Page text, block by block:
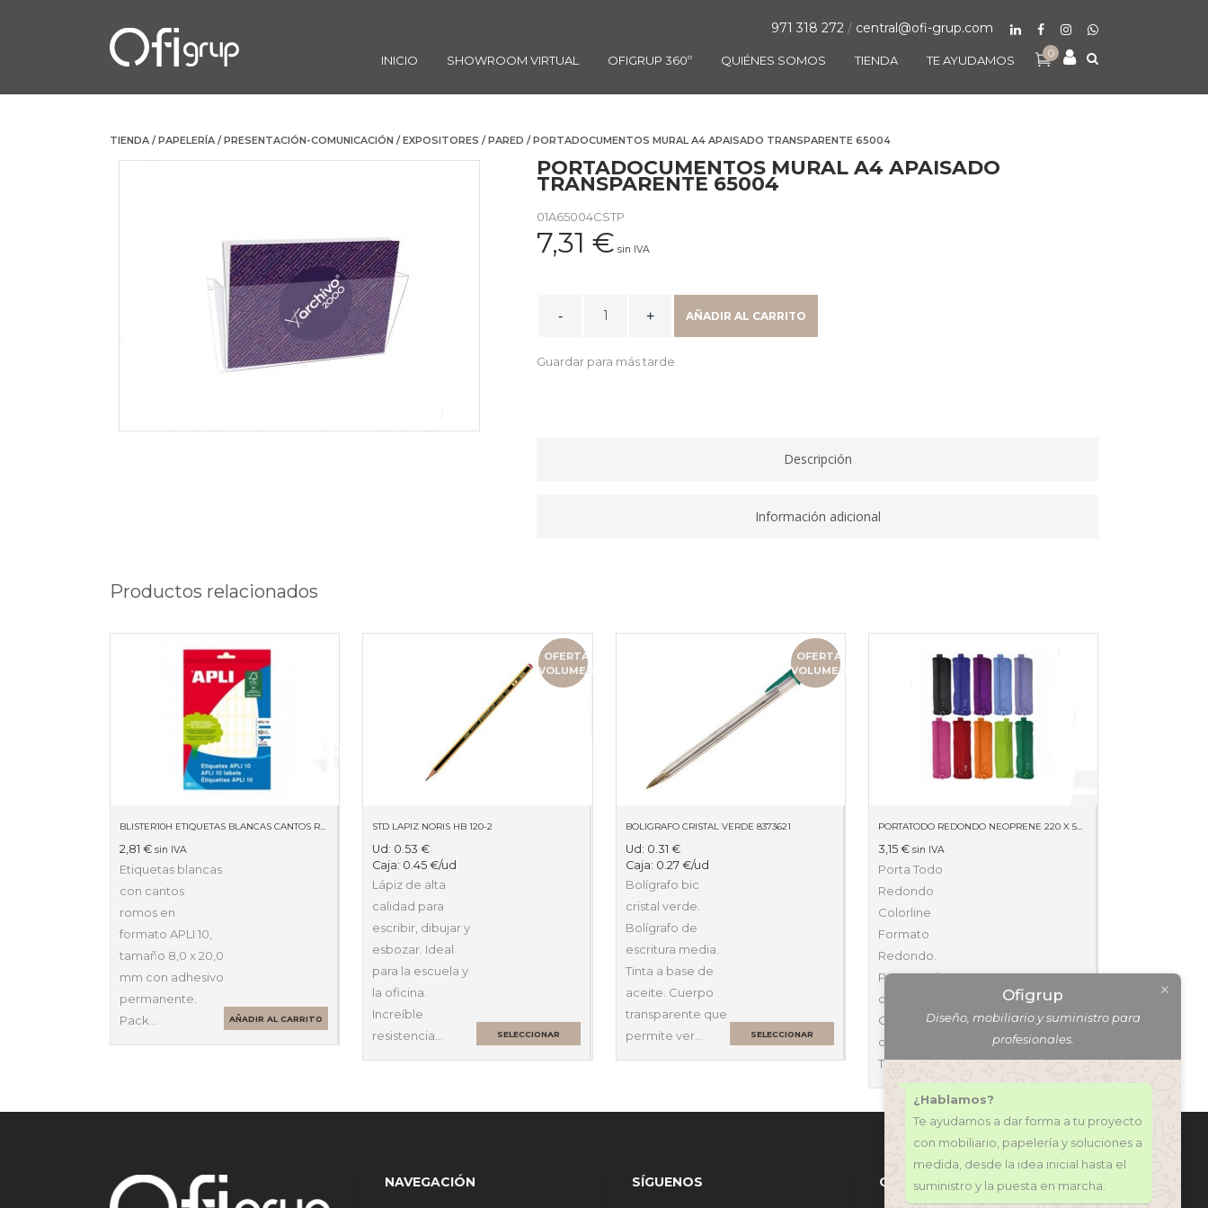
0
INICIO SHOWROOM VIRTUAL OFIGRUP 360º QUIÉNES SOMOS TIENDA TE AYUDAMOS
971 318 272 / central@ofi-grup.com
TIENDA /PAPELERÍA /PRESENTACIÓN-COMUNICACIÓN /EXPOSITORES /PARED / PORTADOCUMENTOS MURAL A4 APAISADO TRANSPARENTE 65004
PORTADOCUMENTOS MURAL A4 APAISADO
TRANSPARENTE 65004
01A65004CSTP
7,31 € sin IVA
APAISADO
AÑADIR AL CARRITO
Guardar para más tarde
Descripción
Información adicional
Productos relacionados
BLISTER10H ETIQUETAS BLANCAS CANTOS ROMOS 8 X 20MM 01633
2,81 € sin IVA
Etiquetas blancas
con cantos
romos en
formato APLI 10,
tamaño 8,0 x 20,0
mm con adhesivo
permanente.
Pack…
AÑADIR AL CARRITO
OFERTA
VOLUMEN
STD LAPIZ NORIS HB 120-2
Ud: 0.53€
Caja: 0.45€/ud
Lápiz de alta
calidad para
escribir, dibujar y
esbozar. Ideal
para la escuela y
la oficina.
Increíble
resistencia…
SELECCIONAR
OFERTA
VOLUMEN
BOLIGRAFO CRISTAL VERDE 8373621
Ud: 0.31 €
Caja: 0.27 €/ud
Bolígrafo bic
cristal verde.
Bolígrafo de
escritura media.
Tinta a base de
aceite. Cuerpo
transparente que
permite ver…
SELECCIONAR
PORTATODO REDONDO NEOPRENE 220 X 50 X 50 59511
3,15 € sin IVA
Porta Todo
Redondo
Colorline
Formato
Redondo.
Presentado con
cuerpo relleno.
Cierre de
cremallera ancha.
Tamaño 22 x 7…
AÑADIR AL CARRITO
NAVEGACIÓN SÍGUENOS CONTÁCTANOS
Ofigrup
Diseño, mobiliario y suministro para
profesionales.
¿Hablamos?
Te ayudamos a dar forma a tu proyecto
con mobiliario, papelería y soluciones a
medida, desde la idea inicial hasta el
suministro y la puesta en marcha.